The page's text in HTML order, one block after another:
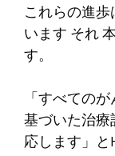
これらの進
います それ
す。
「すべての
基づいた治
応します」と